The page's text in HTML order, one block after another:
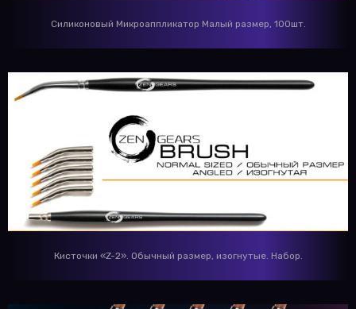
Силиконовый Микроаппликатор Малый размер, 100шт.
Кисточки «Z-2». Обычный размер, изогнутые. Набор.